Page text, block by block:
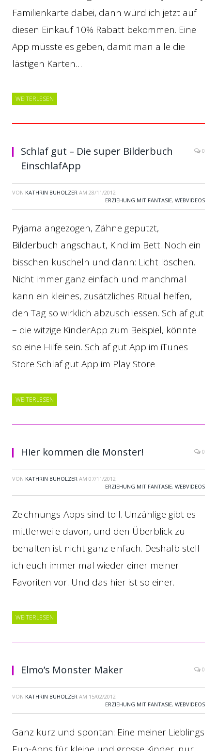
Familienkarte dabei, dann würd ich jetzt auf
diesen Einkauf 10% Rabatt bekommen. Eine
App müsste es geben, damit man alle die
lästigen Karten…
WEITERLESEN
Schlaf gut – Die super Bilderbuch
EinschlafApp
0
VON KATHRIN BUHOLZER AM 28/11/2012
ERZIEHUNG MIT FANTASIE, WEBVIDEOS
Pyjama angezogen, Zähne geputzt,
Bilderbuch angschaut, Kind im Bett. Noch ein
bisschen kuscheln und dann: Licht löschen.
Nicht immer ganz einfach und manchmal
kann ein kleines, zusätzliches Ritual helfen,
den Tag so wirklich abzuschliessen. Schlaf gut
– die witzige KinderApp zum Beispiel, könnte
so eine Hilfe sein. Schlaf gut App im iTunes
Store Schlaf gut App im Play Store
WEITERLESEN
Hier kommen die Monster! 0
VON KATHRIN BUHOLZER AM 07/11/2012
ERZIEHUNG MIT FANTASIE, WEBVIDEOS
Zeichnungs-Apps sind toll. Unzählige gibt es
mittlerweile davon, und den Überblick zu
behalten ist nicht ganz einfach. Deshalb stell
ich euch immer mal wieder einer meiner
Favoriten vor. Und das hier ist so einer.
WEITERLESEN
Elmo’s Monster Maker 0
VON KATHRIN BUHOLZER AM 15/02/2012
ERZIEHUNG MIT FANTASIE, WEBVIDEOS
Ganz kurz und spontan: Eine meiner Lieblings